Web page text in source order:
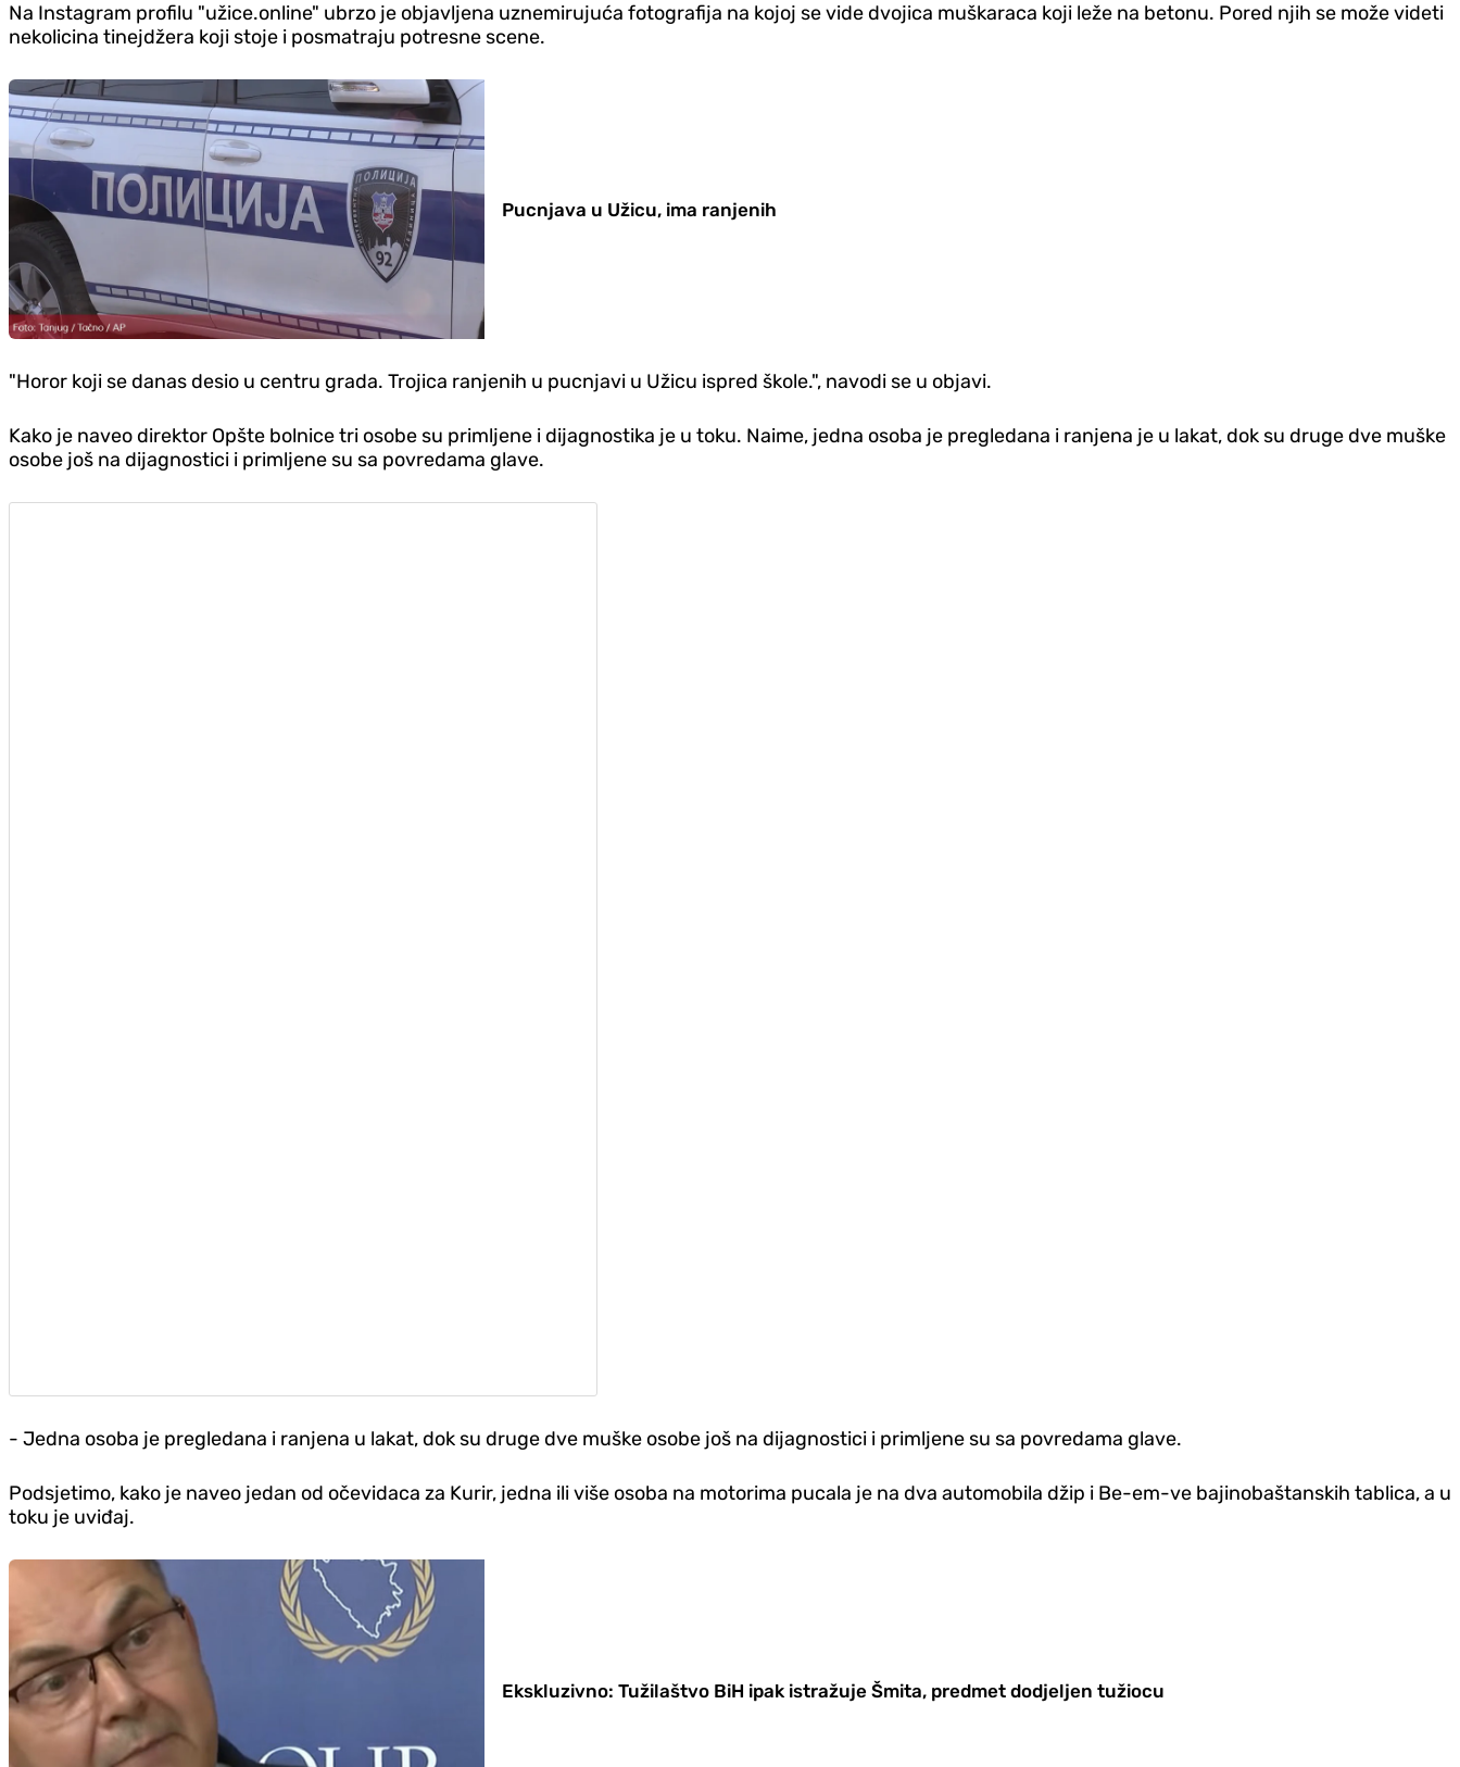
Na Instagram profilu "užice.online" ubrzo je objavljena uznemirujuća fotografija na kojoj se vide dvojica muškaraca koji leže na betonu. Pored njih se može videti
nekolicina tinejdžera koji stoje i posmatraju potresne scene.
Pucnjava u Užicu, ima ranjenih
"Horor koji se danas desio u centru grada. Trojica ranjenih u pucnjavi u Užicu ispred škole.", navodi se u objavi.
Kako je naveo direktor Opšte bolnice tri osobe su primljene i dijagnostika je u toku. Naime, jedna osoba je pregledana i ranjena je u lakat, dok su druge dve muške
osobe još na dijagnostici i primljene su sa povredama glave.
- Jedna osoba je pregledana i ranjena u lakat, dok su druge dve muške osobe još na dijagnostici i primljene su sa povredama glave.
Podsjetimo, kako je naveo jedan od očevidaca za Kurir, jedna ili više osoba na motorima pucala je na dva automobila džip i Be-em-ve bajinobaštanskih tablica, a u
toku je uviđaj.
Ekskluzivno: Tužilaštvo BiH ipak istražuje Šmita, predmet dodjeljen tužiocu